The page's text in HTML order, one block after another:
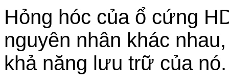
Hỏng hóc của ổ cứng
nguyên nhân khác
khả năng lưu trữ của nó.